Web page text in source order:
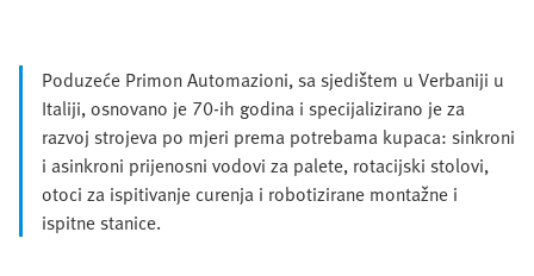
Poduzeće Primon Automazioni, sa sjedištem u Verbaniji u
Italiji, osnovano je 70-ih godina i specijalizirano je za
razvoj strojeva po mjeri prema potrebama kupaca: sinkroni
i asinkroni prijenosni vodovi za palete, rotacijski stolovi,
otoci za ispitivanje curenja i robotizirane montažne i
ispitne stanice.